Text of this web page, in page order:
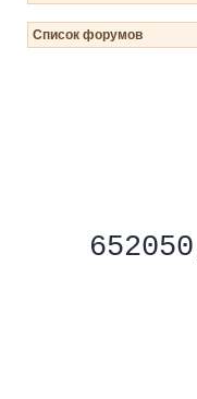
Список форумов
652050